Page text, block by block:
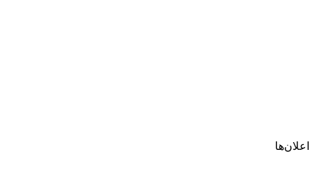
اعلان‌ها